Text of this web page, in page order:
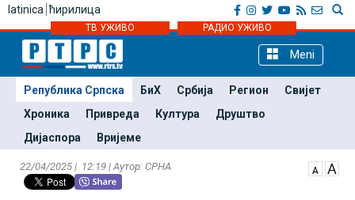
latinica ћирилица
ТВ УЖИВО РАДИО УЖИВО
Meni
Република Српска БиХ Србија Регион
Свијет
Хроника
Привреда Култура
Друштво
Дијаспора
Вријеме
22/04/2025 | 12:19 | Аутор: СРНА